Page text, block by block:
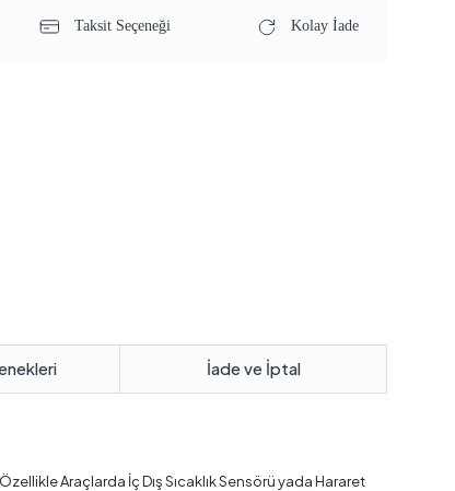
Taksit Seçeneği Kolay İade
İade ve İptal
Araçlarda İç Dış Sıcaklık Sensörü yada Hararet